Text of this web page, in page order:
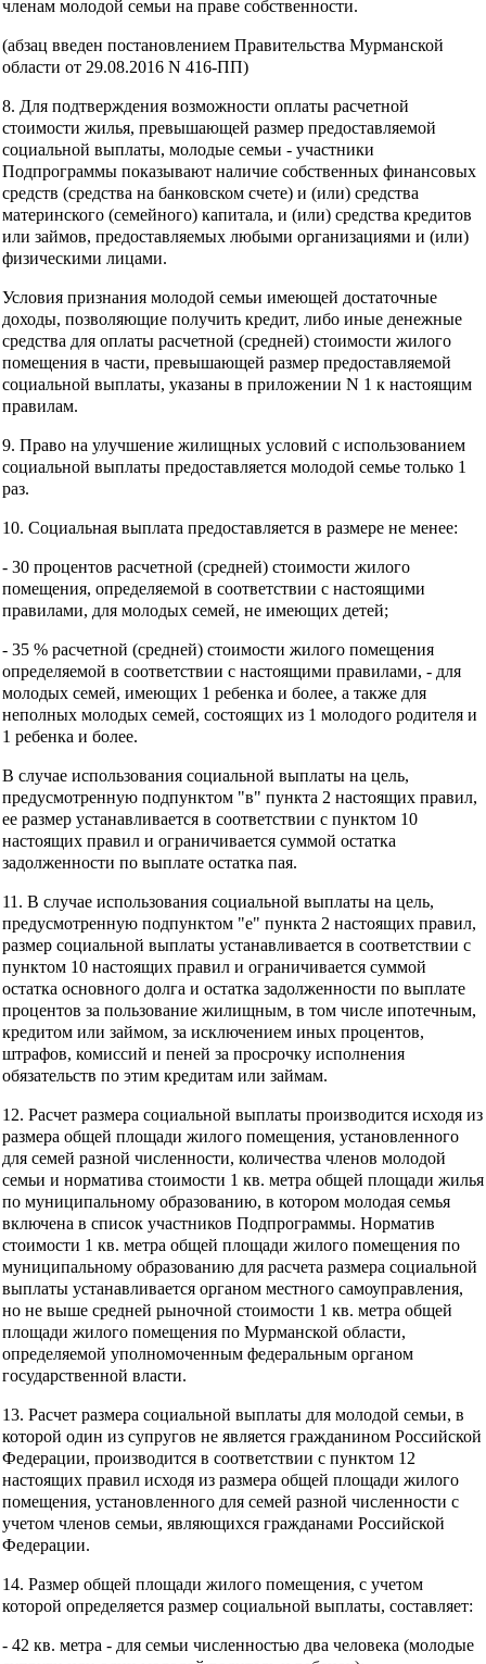
членам молодой семьи на праве собственности.
(абзац введен постановлением Правительства Мурманской
области от 29.08.2016 N 416-ПП)
8. Для подтверждения возможности оплаты расчетной
стоимости жилья, превышающей размер предоставляемой
социальной выплаты, молодые семьи - участники
Подпрограммы показывают наличие собственных финансовых
средств (средства на банковском счете) и (или) средства
материнского (семейного) капитала, и (или) средства кредитов
или займов, предоставляемых любыми организациями и (или)
физическими лицами.
Условия признания молодой семьи имеющей достаточные
доходы, позволяющие получить кредит, либо иные денежные
средства для оплаты расчетной (средней) стоимости жилого
помещения в части, превышающей размер предоставляемой
социальной выплаты, указаны в приложении N 1 к настоящим
правилам.
9. Право на улучшение жилищных условий с использованием
социальной выплаты предоставляется молодой семье только 1
раз.
10. Социальная выплата предоставляется в размере не менее:
- 30 процентов расчетной (средней) стоимости жилого
помещения, определяемой в соответствии с настоящими
правилами, для молодых семей, не имеющих детей;
- 35 % расчетной (средней) стоимости жилого помещения
определяемой в соответствии с настоящими правилами, - для
молодых семей, имеющих 1 ребенка и более, а также для
неполных молодых семей, состоящих из 1 молодого родителя и
1 ребенка и более.
В случае использования социальной выплаты на цель,
предусмотренную подпунктом "в" пункта 2 настоящих правил,
ее размер устанавливается в соответствии с пунктом 10
настоящих правил и ограничивается суммой остатка
задолженности по выплате остатка пая.
11. В случае использования социальной выплаты на цель,
предусмотренную подпунктом "е" пункта 2 настоящих правил,
размер социальной выплаты устанавливается в соответствии с
пунктом 10 настоящих правил и ограничивается суммой
остатка основного долга и остатка задолженности по выплате
процентов за пользование жилищным, в том числе ипотечным,
кредитом или займом, за исключением иных процентов,
штрафов, комиссий и пеней за просрочку исполнения
обязательств по этим кредитам или займам.
12. Расчет размера социальной выплаты производится исходя из
размера общей площади жилого помещения, установленного
для семей разной численности, количества членов молодой
семьи и норматива стоимости 1 кв. метра общей площади жилья
по муниципальному образованию, в котором молодая семья
включена в список участников Подпрограммы. Норматив
стоимости 1 кв. метра общей площади жилого помещения по
муниципальному образованию для расчета размера социальной
выплаты устанавливается органом местного самоуправления,
но не выше средней рыночной стоимости 1 кв. метра общей
площади жилого помещения по Мурманской области,
определяемой уполномоченным федеральным органом
государственной власти.
13. Расчет размера социальной выплаты для молодой семьи, в
которой один из супругов не является гражданином Российской
Федерации, производится в соответствии с пунктом 12
настоящих правил исходя из размера общей площади жилого
помещения, установленного для семей разной численности с
учетом членов семьи, являющихся гражданами Российской
Федерации.
14. Размер общей площади жилого помещения, с учетом
которой определяется размер социальной выплаты, составляет:
- 42 кв. метра - для семьи численностью два человека (молодые